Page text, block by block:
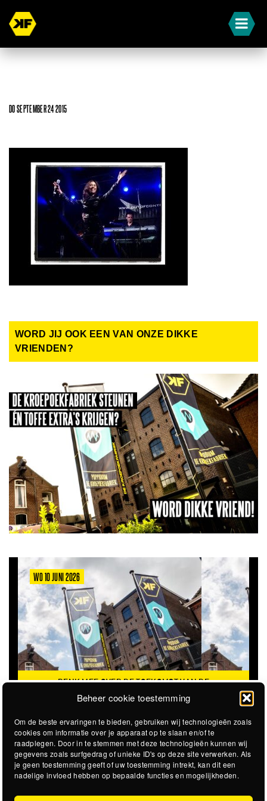
Beheer cookie toestemming
Om de beste ervaringen te bieden, gebruiken wij technologieën zoals
cookies om informatie over je apparaat op te slaan en/of te
raadplegen. Door in te stemmen met deze technologieën kunnen wij
gegevens zoals surfgedrag of unieke ID's op deze site verwerken. Als
je geen toestemming geeft of uw toestemming intrekt, kan dit een
nadelige invloed hebben op bepaalde functies en mogelijkheden.
DO SEPTEMBER 24 2015
WORD JIJ OOK EEN VAN ONZE DIKKE
VRIENDEN?
WO 10 JUNI 2026
DENK MEE OVER DE TOEKOMST VAN DE
KROEPOEKFABRIEK